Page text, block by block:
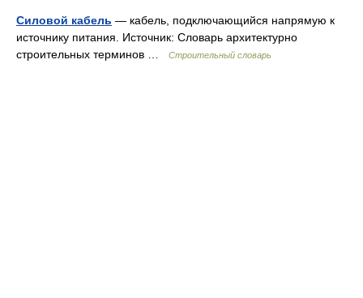
Силовой кабель — кабель, подключающийся напрямую к
источнику питания. Источник: Словарь архитектурно
строительных терминов …
Строительный словарь